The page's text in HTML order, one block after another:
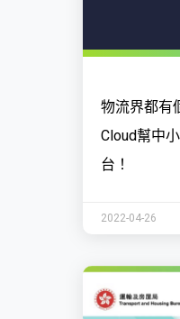
物流界都有
Cloud幫中
台！
2022-04-26